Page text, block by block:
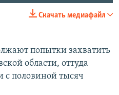
Скачать медиафайл
попытки захватить
области, оттуда
с половиной тысяч